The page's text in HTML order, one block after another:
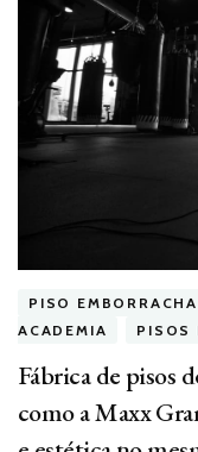
PISO
ACADEMIA
PISOS
Fábrica de pisos
como a Maxx